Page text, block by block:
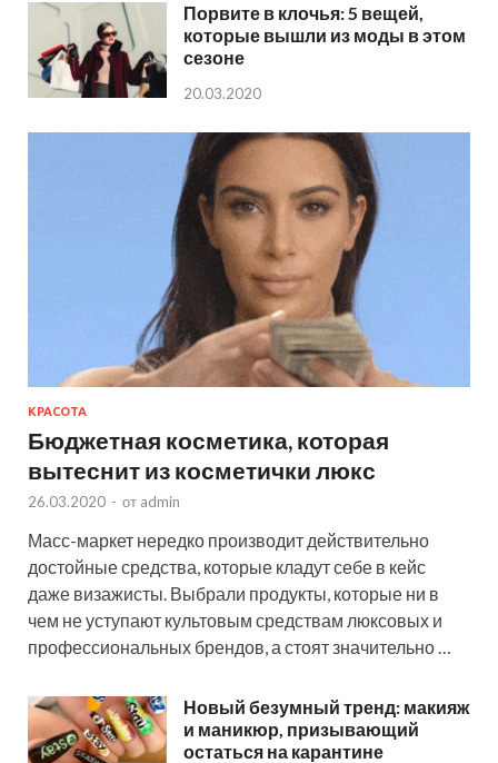
Порвите в клочья: 5 вещей,
которые вышли из моды в этом
сезоне
20.03.2020
КРАСОТА
Бюджетная косметика, которая
вытеснит из косметички люкс
26.03.2020 - от admin
Масс-маркет нередко производит действительно
достойные средства, которые кладут себе в кейс
даже визажисты. Выбрали продукты, которые ни в
чем не уступают культовым средствам люксовых и
профессиональных брендов, а стоят значительно …
Новый безумный тренд: макияж
и маникюр, призывающий
остаться на карантине